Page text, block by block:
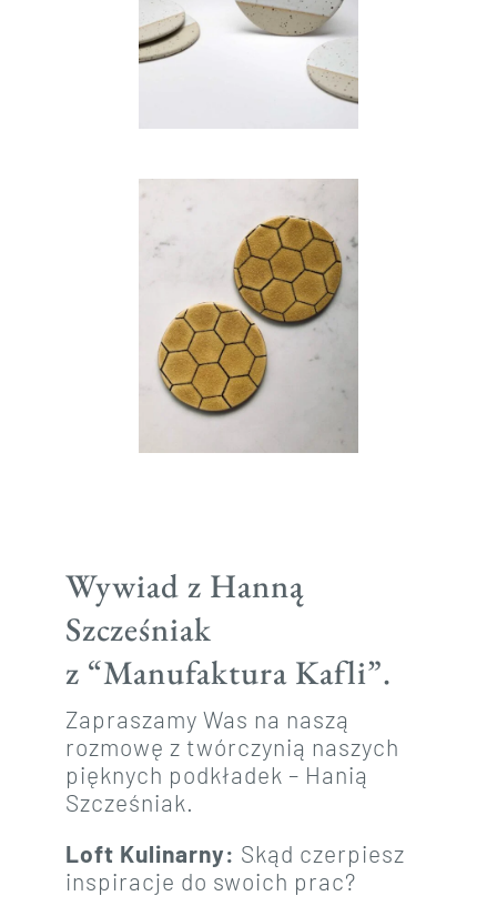
Wywiad z Hanną
Szcześniak
z “Manufaktura Kafli”.
Zapraszamy Was na naszą
rozmowę z twórczynią naszych
pięknych podkładek – Hanią
Szcześniak.
Loft Kulinarny: Skąd czerpiesz
inspiracje do swoich prac?